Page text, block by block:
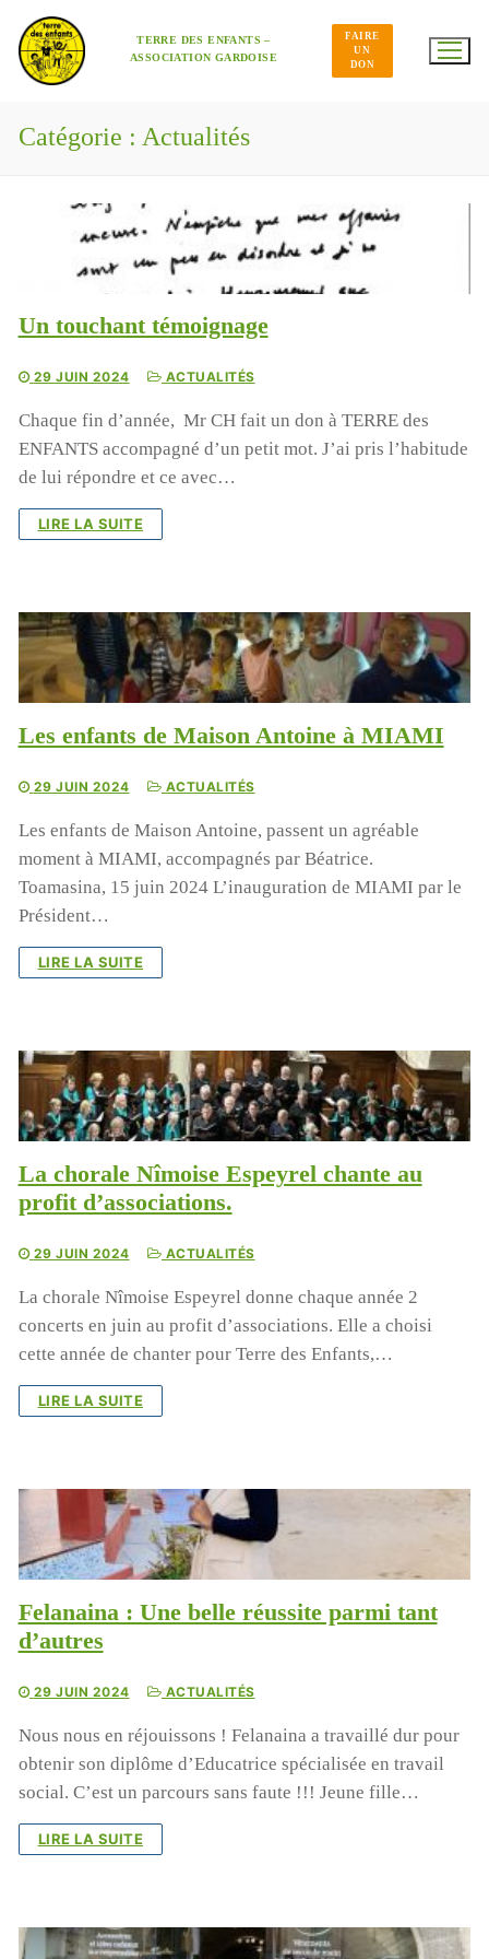
contenu
TERRE DES ENFANTS –
ASSOCIATION GARDOISE
FAIRE
UN
DON
Catégorie : Actualités
Un touchant témoignage
29 JUIN 2024 ACTUALITÉS
Chaque fin d’année, Mr CH fait un don à TERRE des
ENFANTS accompagné d’un petit mot. J’ai pris l’habitude
de lui répondre et ce avec…
LIRE LA SUITE
Les enfants de Maison Antoine à MIAMI
29 JUIN 2024 ACTUALITÉS
Les enfants de Maison Antoine, passent un agréable
moment à MIAMI, accompagnés par Béatrice.
Toamasina, 15 juin 2024 L’inauguration de MIAMI par le
Président…
LIRE LA SUITE
La chorale Nîmoise Espeyrel chante au
profit d’associations.
29 JUIN 2024 ACTUALITÉS
La chorale Nîmoise Espeyrel donne chaque année 2
concerts en juin au profit d’associations. Elle a choisi
cette année de chanter pour Terre des Enfants,…
LIRE LA SUITE
Felanaina : Une belle réussite parmi tant
d’autres
29 JUIN 2024 ACTUALITÉS
Nous nous en réjouissons ! Felanaina a travaillé dur pour
obtenir son diplôme d’Educatrice spécialisée en travail
social. C’est un parcours sans faute !!! Jeune fille…
LIRE LA SUITE